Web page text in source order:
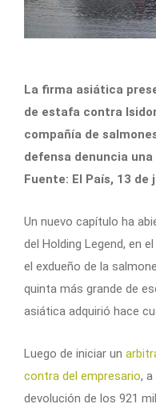
La firma asiática
de estafa contra
compañía de
defensa denuncia
Fuente: El País, 13 de
Un nuevo capítulo ha
del Holding Legend, en
el exdueño de la
quinta más grande de
asiática adquirió hace
Luego de iniciar un
contra del empresario,
devolución de los 921